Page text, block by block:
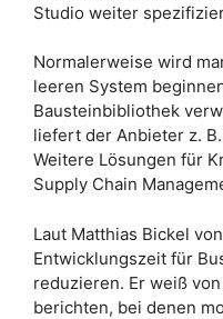
Studio weiter
Normalerweise wird
leeren System
Bausteinbibliothek
liefert der Anbieter z.
Weitere Lösungen für
Supply Chain
Laut Matthias Bickel
Entwicklungszeit für
reduzieren. Er weiß
berichten, bei denen